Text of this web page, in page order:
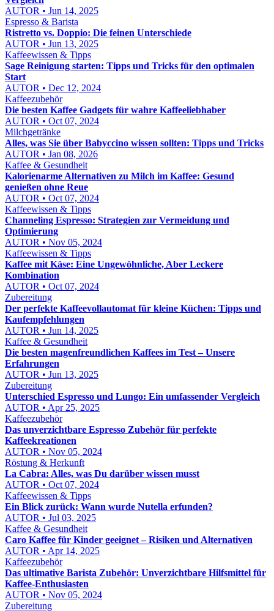
AUTOR • Jun 14, 2025
Espresso & Barista
Ristretto vs. Doppio: Die feinen Unterschiede
AUTOR • Jun 13, 2025
Kaffeewissen & Tipps
Sage Reinigung starten: Tipps und Tricks für den optimalen
Start
AUTOR • Dec 12, 2024
Kaffeezubehör
Die besten Kaffee Gadgets für wahre Kaffeeliebhaber
AUTOR • Oct 07, 2024
Milchgetränke
Alles, was Sie über Babyccino wissen sollten: Tipps und Tricks
AUTOR • Jan 08, 2026
Kaffee & Gesundheit
Kalorienarme Alternativen zu Milch im Kaffee: Gesund
genießen ohne Reue
AUTOR • Oct 07, 2024
Kaffeewissen & Tipps
Channeling Espresso: Strategien zur Vermeidung und
Optimierung
AUTOR • Nov 05, 2024
Kaffeewissen & Tipps
Kaffee mit Käse: Eine Ungewöhnliche, Aber Leckere
Kombination
AUTOR • Oct 07, 2024
Zubereitung
Der perfekte Kaffeevollautomat für kleine Küchen: Tipps und
Kaufempfehlungen
AUTOR • Jun 14, 2025
Kaffee & Gesundheit
Die besten magenfreundlichen Kaffees im Test – Unsere
Erfahrungen
AUTOR • Jun 13, 2025
Zubereitung
Unterschied Espresso und Lungo: Ein umfassender Vergleich
AUTOR • Apr 25, 2025
Kaffeezubehör
Das unverzichtbare Espresso Zubehör für perfekte
Kaffeekreationen
AUTOR • Nov 05, 2024
Röstung & Herkunft
La Cabra: Alles, was Du darüber wissen musst
AUTOR • Oct 07, 2024
Kaffeewissen & Tipps
Ein Blick zurück: Wann wurde Nutella erfunden?
AUTOR • Jul 03, 2025
Kaffee & Gesundheit
Caro Kaffee für Kinder geeignet – Risiken und Alternativen
AUTOR • Apr 14, 2025
Kaffeezubehör
Das ultimative Barista Zubehör: Unverzichtbare Hilfsmittel für
Kaffee-Enthusiasten
AUTOR • Nov 05, 2024
Zubereitung